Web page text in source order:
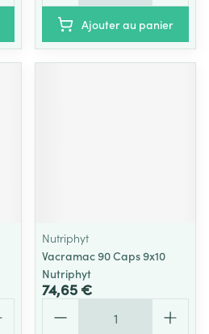
Ajouter au panier
Nutriphyt
Vacramac 90 Caps 9x10
Nutriphyt
74,65 €